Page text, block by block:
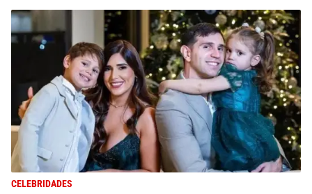
CELEBRIDADES